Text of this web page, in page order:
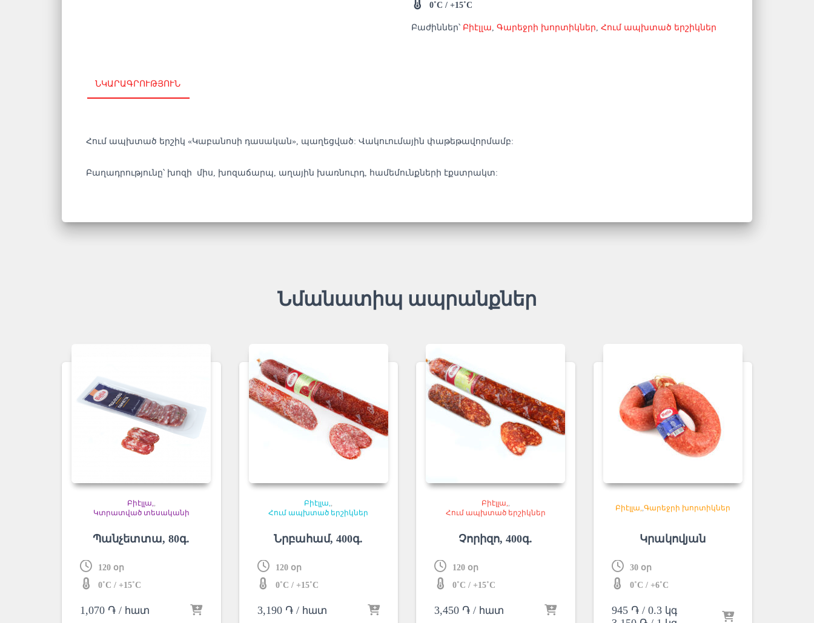
0˚C / +15˚C
Բաժիններ՝ Բիէլլա, Գարեջրի խորտիկներ, Հում ապխտած երշիկներ
ՆԿԱՐԱԳՐՈՒԹՅՈՒՆ
Հում ապխտած երշիկ «Կաբանոսի դասական», պաղեցված: Վակուումային փաթեթավորմամբ:
Բաղադրությունը՝ խոզի միս, խոզաճարպ, աղային խառնուրդ, համեմունքների էքստրակտ:
Նմանատիպ ապրանքներ
Բիէլլա ,
Կտրատված տեսականի
Պանչետտա, 80գ.
120 օր
0˚C / +15˚C
1,070 ֏ / հատ
Բիէլլա ,
Հում ապխտած երշիկներ
Նրբահամ, 400գ.
120 օր
0˚C / +15˚C
3,190 ֏/ հատ
Բիէլլա ,
Հում ապխտած երշիկներ
Չորիզո, 400գ.
120 օր
0˚C / +15˚C
3,450 ֏ / հատ
Բիէլլա ,Գարեջրի խորտիկներ
Կրակովյան
30 օր
0˚C / +6˚C
945 ֏/ 0.3 կգ